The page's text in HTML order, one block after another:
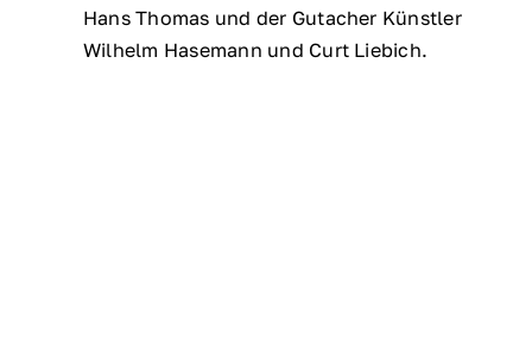
Hans Thomas und der Gutacher Künstler
Wilhelm Hasemann und Curt Liebich.